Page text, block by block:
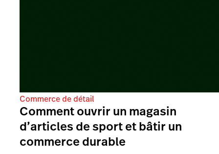
Commerce de détail
Comment ouvrir un magasin
d’articles de sport et bâtir un
commerce durable